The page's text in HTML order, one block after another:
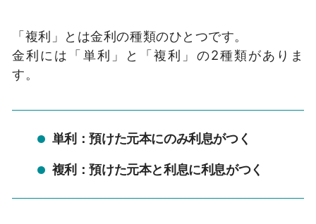
「複利」とは金利の種類のひとつです。
金利には「単利」と「複利」の2種類がありま
す。
単利：預けた元本にのみ利息がつく
複利：預けた元本と利息に利息がつく